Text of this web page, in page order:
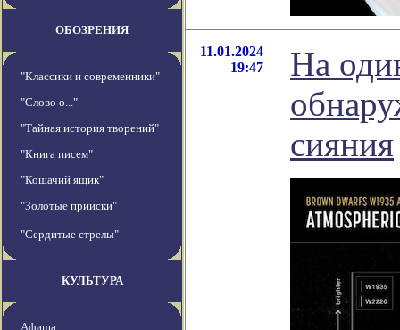
ОБОЗРЕНИЯ
"Классики и современники"
"Слово о..."
"Тайная история творений"
"Книга писем"
"Кошачий ящик"
"Золотые прииски"
"Сердитые стрелы"
КУЛЬТУРА
Афиша
11.01.2024
19:47
На
сияния